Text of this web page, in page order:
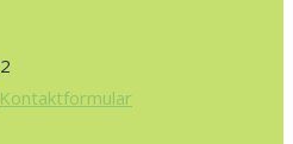
Kontaktformular